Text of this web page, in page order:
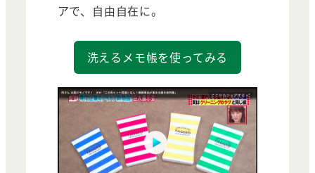
アで、自由自在に。
洗えるメモ帳を使ってみる